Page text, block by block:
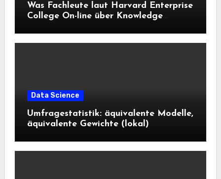
Was Fachleute laut Harvard Enterprise
College On-line über Knowledge
Data Science
Umfragestatistik: äquivalente Modelle,
äquivalente Gewichte (lokal)